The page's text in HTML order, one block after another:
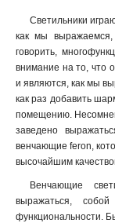
Светильники
как мы
говорить,
внимание на то, что
и являются, как мы
как раз добавить
помещению.
заведено
венчающие feron,
высочайшим
Венчающие
выражаться,
функциональности.